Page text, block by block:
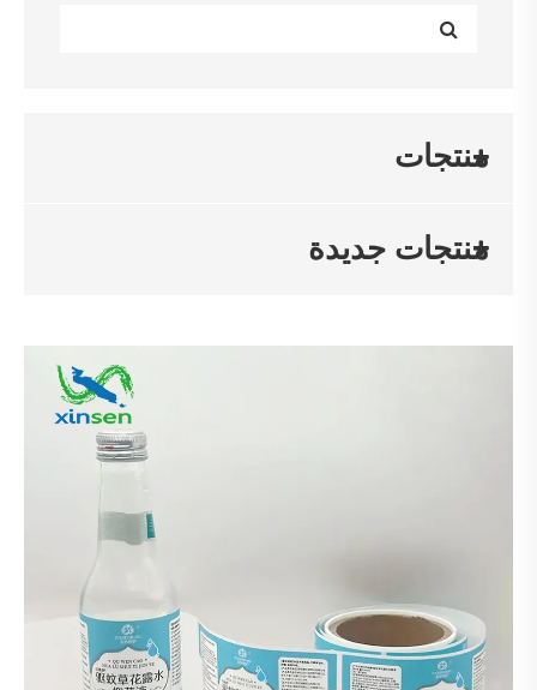
منتجات
منتجات جديدة